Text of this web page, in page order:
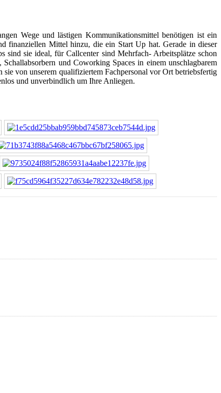
Wege und lästigen Kommunikationsmittel benötigen ist ein
finanziellen Mittel hinzu, die ein Start Up hat. Gerade in dieser
sie ideal, für Callcenter sind Mehrfach- Arbeitsplätze schon
und Coworking Spaces in einem unschlagbarem
von unserem qualifiziertem Fachpersonal vor Ort betriebsfertig
und unverbindlich um Ihre Anliegen.